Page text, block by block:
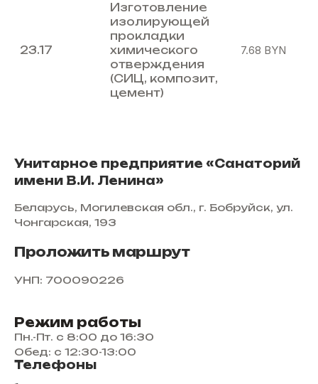
23.17
Изготовление
изолирующей
прокладки
химического
отверждения
(СИЦ, композит,
цемент)
7.68 BYN
Унитарное предприятие «Санаторий
имени В.И. Ленина»
Беларусь, Могилевская обл., г. Бобруйск, ул.
Чонгарская, 193
Проложить маршрут
УНП: 700090226
Режим работы
Пн.-Пт. с 8:00 до 16:30
Обед: с 12:30-13:00
Телефоны